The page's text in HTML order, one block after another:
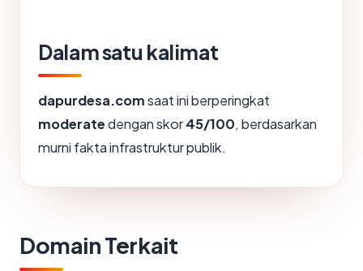
Dalam satu kalimat
dapurdesa.comsaat ini berperingkat
moderatedengan skor45/100, berdasarkan
murni fakta infrastruktur publik.
Domain Terkait